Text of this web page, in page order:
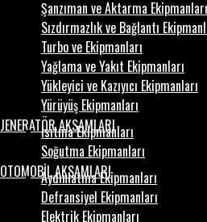
Şanzıman ve Aktarma Ekipmanları
Sızdırmazlık ve Bağlantı
Turbo ve Ekipmanları
Yağlama ve Yakıt Ekipmanları
Yükleyici ve Kazıyıcı Ekipmanları
Yürüyüş Ekipmanları
JENERATÖR AKSAMLARI
Isıtma Ekipmanları
Soğutma Ekipmanları
OTOMOBİL AKSAMLARI
Aydınlatma Ekipmanları
Defransiyel Ekipmanları
Elektrik Ekipmanları